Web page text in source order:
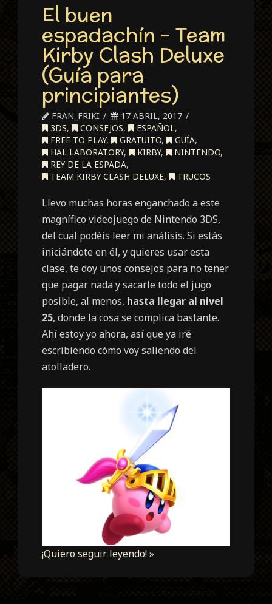
El buen
espadachín – Team
Kirby Clash Deluxe
(Guía para
principiantes)
FRAN_FRIKI
17 ABRIL, 2017
3DS, CONSEJOS, ESPAÑOL,
FREE TO PLAY, GRATUITO, GUÍA,
HAL LABORATORY, KIRBY, NINTENDO,
REY DE LA ESPADA,
TEAM KIRBY CLASH DELUXE, TRUCOS
Llevo muchas horas enganchado a este
magnífico videojuego de Nintendo 3DS,
del cual podéis leer mi análisis. Si estás
iniciándote en él, y quieres usar esta
clase, te doy unos consejos para no tener
que pagar nada y sacarle todo el jugo
posible, al menos, hasta llegar al nivel
25, donde la cosa se complica bastante.
Ahí estoy yo ahora, así que ya iré
escribiendo cómo voy saliendo del
atolladero.
¡Quiero seguir leyendo! »